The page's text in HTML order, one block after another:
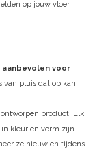
op jouw vloer.
aanbevolen voor
van pluis dat op kan
product. Elk
kleur en vorm zijn.
ze nieuw en tijdens